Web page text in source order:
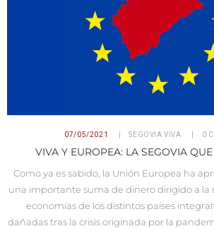
07/05/2021 SEGOVIA VIVA 0
VIVA Y EUROPEA: LA SEGOVIA
Como ya es sabido, la Unión Europea ha
una importante suma de dinero dirigido a la
economías de los distintos países
dañadas tras la crisis originada por la